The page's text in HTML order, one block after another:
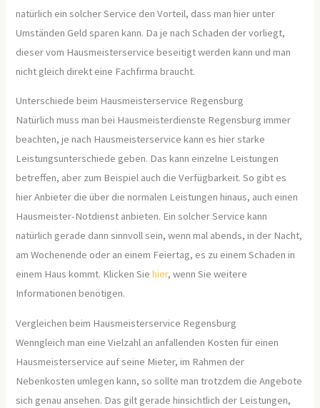
natürlich ein solcher Service den Vorteil, dass man hier unter
Umständen Geld sparen kann. Da je nach Schaden der vorliegt,
dieser vom Hausmeisterservice beseitigt werden kann und man
nicht gleich direkt eine Fachfirma braucht.
Unterschiede beim Hausmeisterservice Regensburg
Natürlich muss man bei Hausmeisterdienste Regensburg immer
beachten, je nach Hausmeisterservice kann es hier starke
Leistungsunterschiede geben. Das kann einzelne Leistungen
betreffen, aber zum Beispiel auch die Verfügbarkeit. So gibt es
hier Anbieter die über die normalen Leistungen hinaus, auch einen
Hausmeister-Notdienst anbieten. Ein solcher Service kann
natürlich gerade dann sinnvoll sein, wenn mal abends, in der Nacht,
am Wochenende oder an einem Feiertag, es zu einem Schaden in
einem Haus kommt. Klicken Siehier, wenn Sie weitere
Informationen benötigen.
Vergleichen beim Hausmeisterservice Regensburg
Wenngleich man eine Vielzahl an anfallenden Kosten für einen
Hausmeisterservice auf seine Mieter, im Rahmen der
Nebenkosten umlegen kann, so sollte man trotzdem die Angebote
sich genau ansehen. Das gilt gerade hinsichtlich der Leistungen,